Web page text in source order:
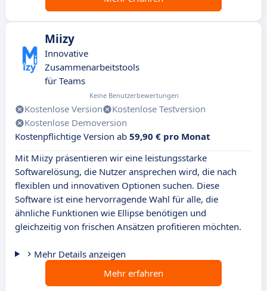
Miizy
Innovative
Zusammenarbeitstools
für Teams
Keine Benutzerbewertungen
Kostenlose Version
Kostenlose Testversion
Kostenlose Demoversion
Kostenpflichtige Version ab 59,90 € pro Monat
Mit Miizy präsentieren wir eine leistungsstarke
Softwarelösung, die Nutzer ansprechen wird, die nach
flexiblen und innovativen Optionen suchen. Diese
Software ist eine hervorragende Wahl für alle, die
ähnliche Funktionen wie Ellipse benötigen und
gleichzeitig von frischen Ansätzen profitieren möchten.
Mehr Details anzeigen
Mehr erfahren